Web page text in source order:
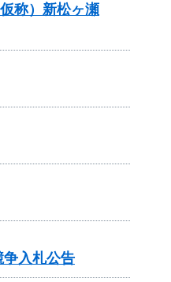
称）新松ヶ瀬
入札公告